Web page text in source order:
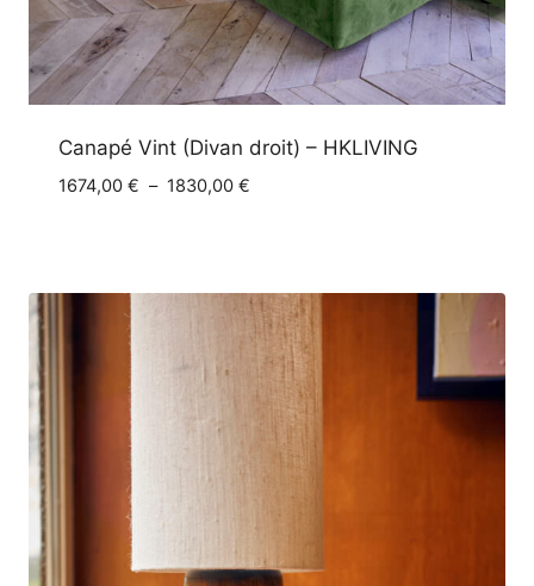
Canapé Vint (Divan droit) – HKLIVING
1674,00 € – 1830,00 €Plage
à
1830,00 €